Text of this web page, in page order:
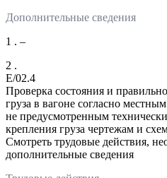
Дополнительные сведения
1 . –
2 .
E/02.4
Проверка состояния и
груза в вагоне согласно
не предусмотренным
крепления груза чертежам и
Смотреть трудовые действия,
дополнительные сведения